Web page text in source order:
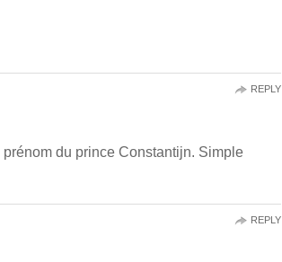
du prince Constantijn. Simple
REPLY
REPLY